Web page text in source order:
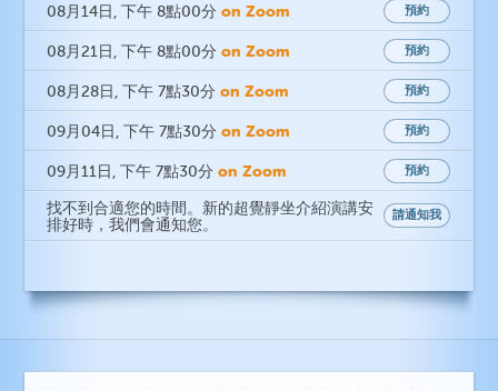
08月14日 , 下午 8點00分 on Zoom 預約
08月21日 , 下午 8點00分 on Zoom 預約
08月28日 , 下午 7點30分 on Zoom 預約
09月04日 , 下午 7點30分 on Zoom 預約
09月11日 , 下午 7點30分 on Zoom 預約
找不到合適您的時間。新的超覺靜坐介紹演講安
排好時，我們會通知您。
請通知我